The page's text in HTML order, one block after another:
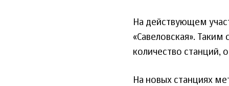
На действующем
«Савеловская».
количество станций,
На новых станциях